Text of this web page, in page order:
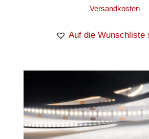
Versandkosten
Auf die Wunschliste